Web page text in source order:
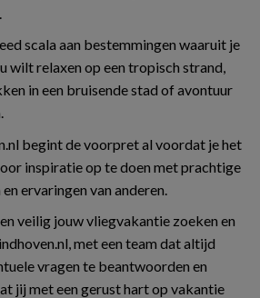
scala aan bestemmingen waaruit je
wilt relaxen op een tropisch strand,
in een bruisende stad of avontuur
begint de voorpret al voordat je het
inspiratie op te doen met prachtige
ervaringen van anderen.
veilig jouw vliegvakantie zoeken en
met een team dat altijd
vragen te beantwoorden en
jij met een gerust hart op vakantie